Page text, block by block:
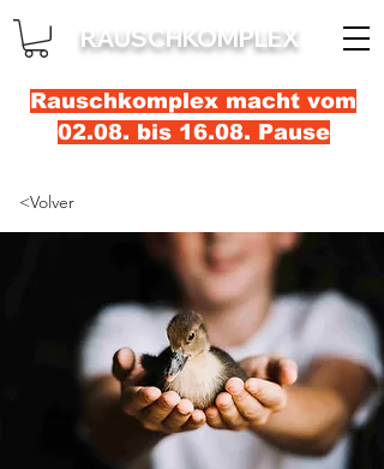
RAUSCHKOMPLEX
Rauschkomplex macht vom
02.08. bis 16.08. Pause
<Volver